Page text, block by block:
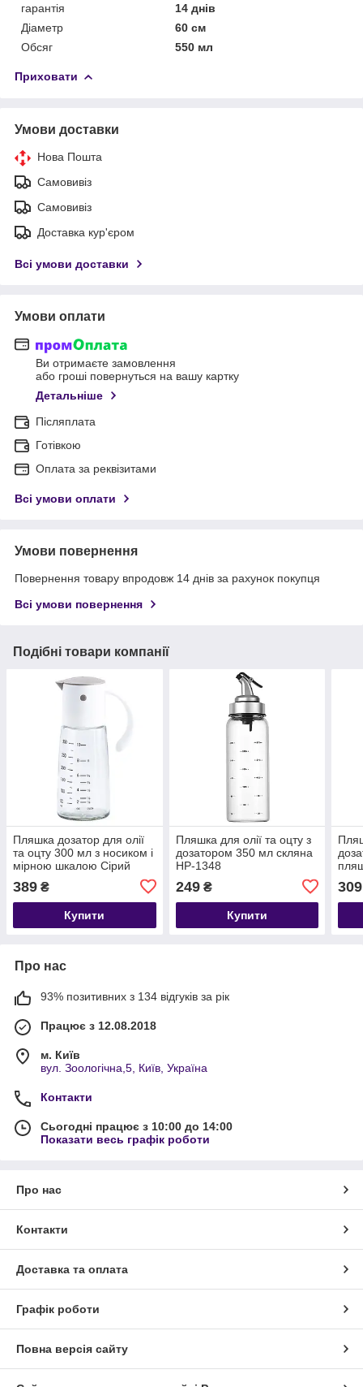
гарантія
14 днів
Діаметр
60 см
Обсяг
550 мл
Приховати
Умови доставки
Нова Пошта
Самовивіз
Самовивіз
Доставка кур'єром
Всі умови доставки
Умови оплати
Ви отримаєте замовлення
або гроші повернуться на вашу картку
Детальніше
Післяплата
Готівкою
Оплата за реквізитами
Всі умови оплати
Умови повернення
Повернення товару впродовж 14 днів за рахунок покупця
Всі умови повернення
Подібні товари компанії
Пляшка дозатор для олії
та оцту 300 мл з носиком і
мірною шкалою Сірий
389 ₴
Купити
Пляшка для олії та оцту з
дозатором 350 мл скляна
HP-1348
249₴
Купити
309
Про нас
93% позитивних з 134 відгуків за рік
Працює з 12.08.2018
м. Київ
вул. Зоологічна,5, Київ, Україна
Контакти
Сьогодні працює з 10:00 до 14:00
Показати весь графік роботи
Про нас
Контакти
Доставка та оплата
Графік роботи
Повна версія сайту